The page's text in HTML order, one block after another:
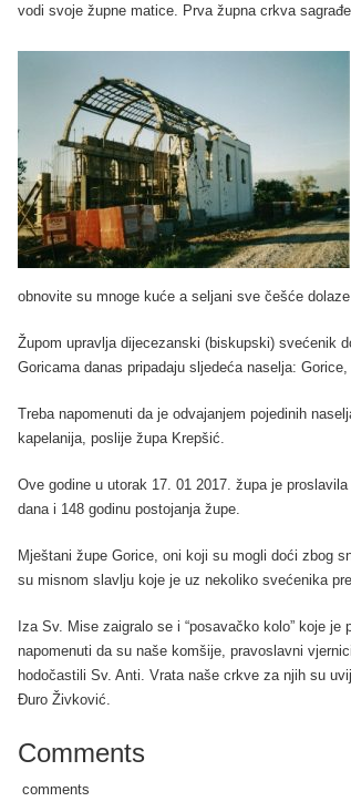
vodi svoje župne matice. Prva župna crkva
obnovite su mnoge kuće a seljani sve češće
Župom upravlja dijecezanski (biskupski) svećenik
Goricama danas pripadaju sljedeća naselja: Gorice,
Treba napomenuti da je odvajanjem pojedinih
kapelanija, poslije župa Krepšić.
Ove godine u utorak 17. 01 2017. župa je
dana i 148 godinu postojanja župe.
Mještani župe Gorice, oni koji su mogli doći zbog
su misnom slavlju koje je uz nekoliko svećenika
Iza Sv. Mise zaigralo se i “posavačko kolo” koje
napomenuti da su naše komšije, pravoslavni
hodočastili Sv. Anti. Vrata naše crkve za njih su
Đuro Živković.
Comments
comments